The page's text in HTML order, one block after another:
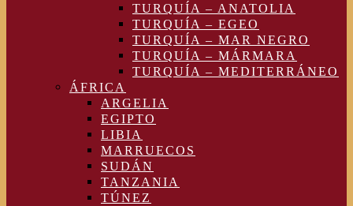
TURQUÍA – ANATOLIA
TURQUÍA – EGEO
TURQUÍA – MAR NEGRO
TURQUÍA – MÁRMARA
TURQUÍA – MEDITERRÁNEO
ÁFRICA
ARGELIA
EGIPTO
LIBIA
MARRUECOS
SUDÁN
TANZANIA
TÚNEZ